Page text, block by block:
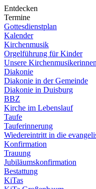
Entdecken
Termine
Gottesdienstplan
Kalender
Kirchenmusik
Orgelführung für Kinder
Unsere Kirchenmusikerinnen
Diakonie
Diakonie in der Gemeinde
Diakonie in Duisburg
BBZ
Kirche im Lebenslauf
Taufe
Tauferinnerung
Wiedereintritt in die
Konfirmation
Trauung
Jubiläumskonfirmation
Bestattung
KiTas